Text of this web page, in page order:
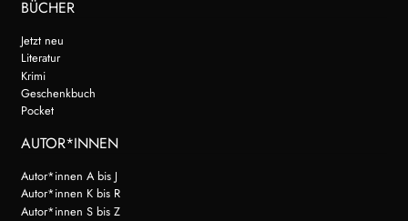
BÜCHER
Jetzt neu
Literatur
Krimi
Geschenkbuch
Pocket
AUTOR*INNEN
Autor*innen A bis J
Autor*innen K bis R
Autor*innen S bis Z